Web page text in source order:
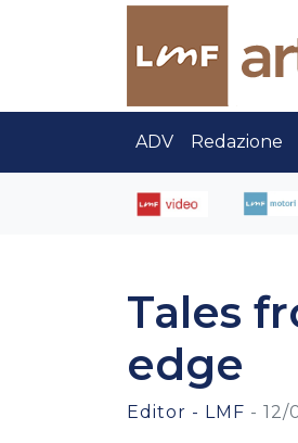
ADV Redazione
Tales
edge
Editor - LMF - 12/